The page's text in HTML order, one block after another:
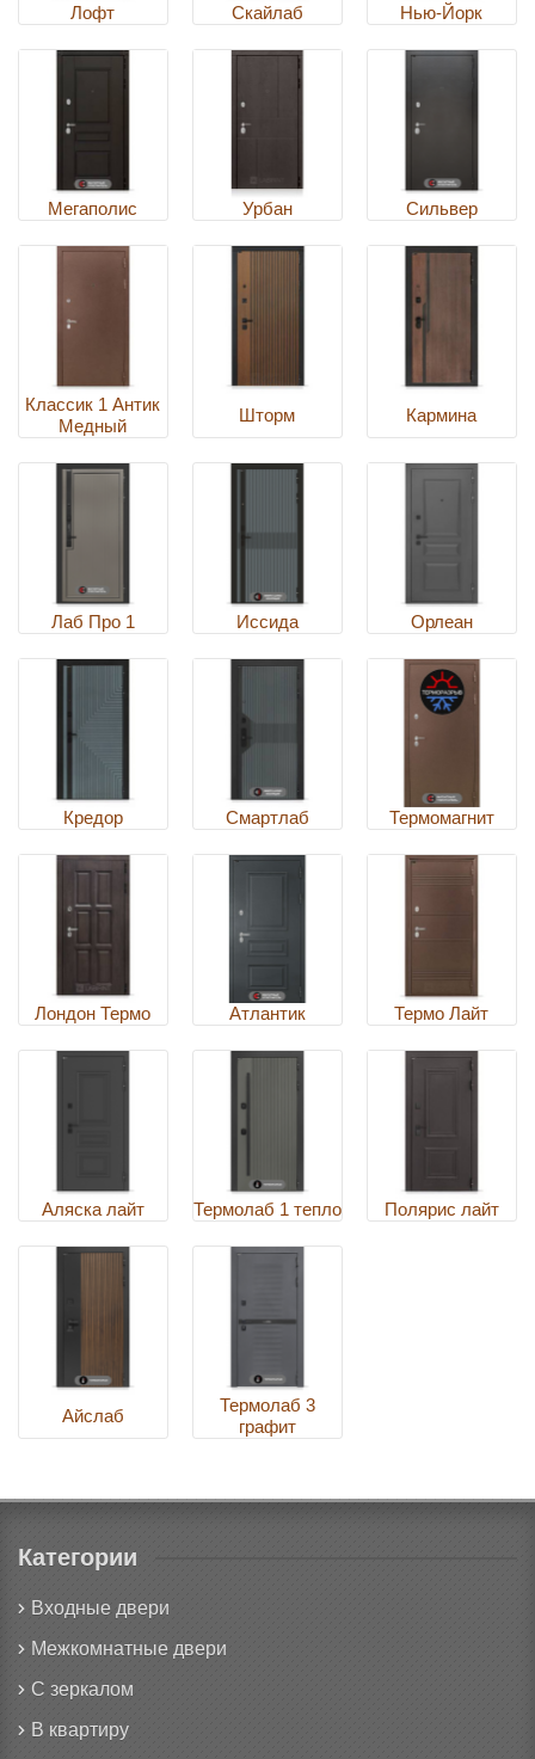
Лофт Скайлаб Нью-Йорк
Мегаполис Урбан Сильвер
Классик 1 Антик
Медный
Шторм Кармина
Лаб Про 1 Иссида Орлеан
Кредор Смартлаб Термомагнит
Лондон Термо Атлантик Термо Лайт
Аляска лайт Термолаб 1 тепло Полярис лайт
Айслаб
Термолаб 3
графит
Категории
Входные двери
Межкомнатные двери
С зеркалом
В квартиру